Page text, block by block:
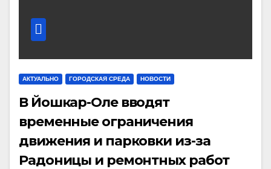
АКТУАЛЬНО ГОРОДСКАЯ СРЕДА НОВОСТИ
В Йошкар-Оле вводят
временные ограничения
движения и парковки из-за
Радоницы и ремонтных работ